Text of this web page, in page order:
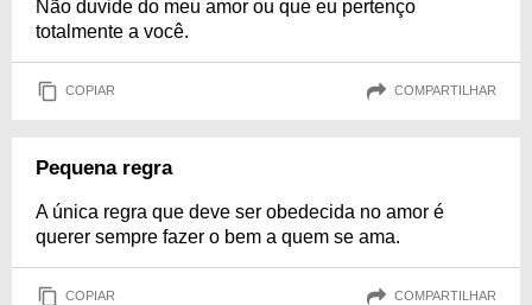
Não duvide do meu amor ou que eu pertenço
totalmente a você.
COPIAR COMPARTILHAR
Pequena regra
A única regra que deve ser obedecida no amor é
querer sempre fazer o bem a quem se ama.
COPIAR COMPARTILHAR